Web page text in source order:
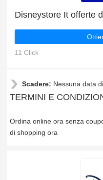
11 Click
Scadere: Nessuna data
TERMINI E
Ordina online ora senza
di shopping ora